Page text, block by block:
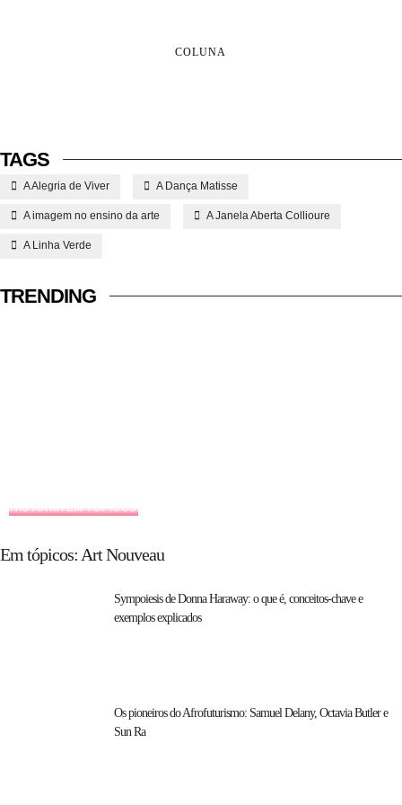
COLUNA
TAGS
A Alegria de Viver A Dança Matisse
A imagem no ensino da arte A Janela Aberta Collioure
A Linha Verde
TRENDING
HISTÓRIA EM TÓPICOS
Em tópicos: Art Nouveau
Sympoiesis de Donna Haraway: o que é, conceitos-chave e
exemplos explicados
Os pioneiros do Afrofuturismo: Samuel Delany, Octavia Butler e
Sun Ra